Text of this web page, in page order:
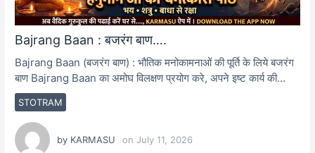
Bajrang Baan : बजरंग बाण….
STOTRAM
Bajrang Baan (बजरंग बाण) : भौतिक मनोकामनाओं की पूर्ति के लिये बजरंग
बाण Bajrang Baan का अमोघ विलक्षण प्रयोग करे, अपने इष्ट कार्य की…
by KARMASU onJuly 11, 2026